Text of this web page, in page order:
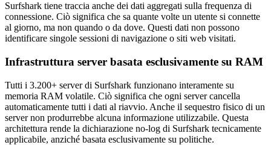
Surfshark tiene traccia anche dei dati aggregati sulla frequenza di
connessione. Ciò significa che sa quante volte un utente si connette
al giorno, ma non quando o da dove. Questi dati non possono
identificare singole sessioni di navigazione o siti web visitati.
Infrastruttura server basata esclusivamente su RAM
Tutti i 3.200+ server di Surfshark funzionano interamente su
memoria RAM volatile. Ciò significa che ogni server cancella
automaticamente tutti i dati al riavvio. Anche il sequestro fisico di un
server non produrrebbe alcuna informazione utilizzabile. Questa
architettura rende la dichiarazione no-log di Surfshark tecnicamente
applicabile, anziché basata esclusivamente su politiche.